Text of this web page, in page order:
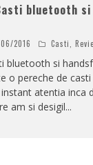
bluetooth
2016 Casti
bluetooth si
o pereche de
atentia inca
am si desigil...